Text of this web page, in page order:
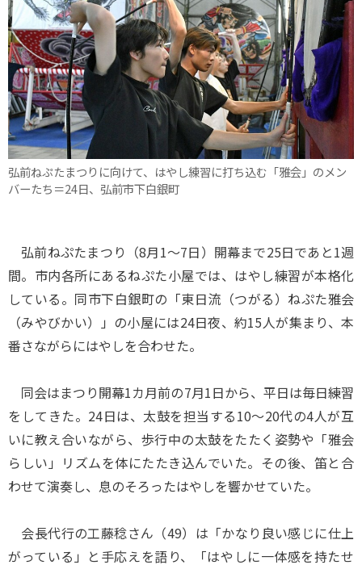
弘前ねぷたまつりに向けて、はやし練習に打ち込む「雅会」のメン
バーたち＝24日、弘前市下白銀町
弘前ねぷたまつり（8月1～7日）開幕まで25日であと1週
間。市内各所にあるねぷた小屋では、はやし練習が本格化
している。同市下白銀町の「東日流（つがる）ねぷた雅会
（みやびかい）」の小屋には24日夜、約15人が集まり、本
番さながらにはやしを合わせた。
同会はまつり開幕1カ月前の7月1日から、平日は毎日練習
をしてきた。24日は、太鼓を担当する10～20代の4人が互
いに教え合いながら、歩行中の太鼓をたたく姿勢や「雅会
らしい」リズムを体にたたき込んでいた。その後、笛と合
わせて演奏し、息のそろったはやしを響かせていた。
会長代行の工藤稔さん（49）は「かなり良い感じに仕上
がっている」と手応えを語り、「はやしに一体感を持たせ